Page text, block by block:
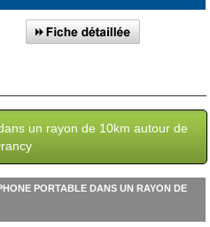
un rayon de 10km autour de
PORTABLE DANS UN RAYON DE